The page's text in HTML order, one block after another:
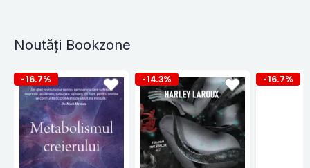
Noutăți Bookzone
-16.7% -14.3% -16.7%